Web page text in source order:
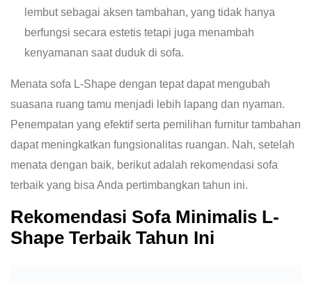
lembut sebagai aksen tambahan, yang tidak hanya
berfungsi secara estetis tetapi juga menambah
kenyamanan saat duduk di sofa.
Menata sofa L-Shape dengan tepat dapat mengubah
suasana ruang tamu menjadi lebih lapang dan nyaman.
Penempatan yang efektif serta pemilihan furnitur tambahan
dapat meningkatkan fungsionalitas ruangan. Nah, setelah
menata dengan baik, berikut adalah rekomendasi sofa
terbaik yang bisa Anda pertimbangkan tahun ini.
Rekomendasi Sofa Minimalis L-
Shape Terbaik Tahun Ini